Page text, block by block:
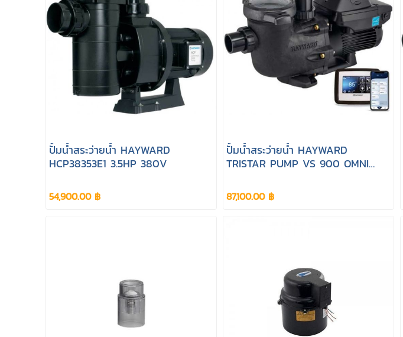
ปั้มน้ำสระว่ายน้ำ HAYWARD
HCP38353E1 3.5HP 380V
54,900.00 ฿
ปั้มน้ำสระว่ายน้ำ HAYWARD
TRISTAR PUMP VS 900 OMNI
230V
87,100.00 ฿